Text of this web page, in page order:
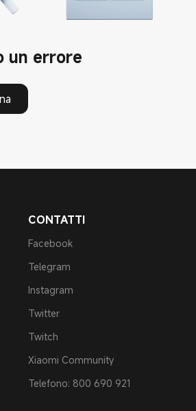
un errore
CONTATTI
Facebook
Telegram
Instagram
Twitter
Twitch
Xiaomi Community
Telefono: 800 690 921